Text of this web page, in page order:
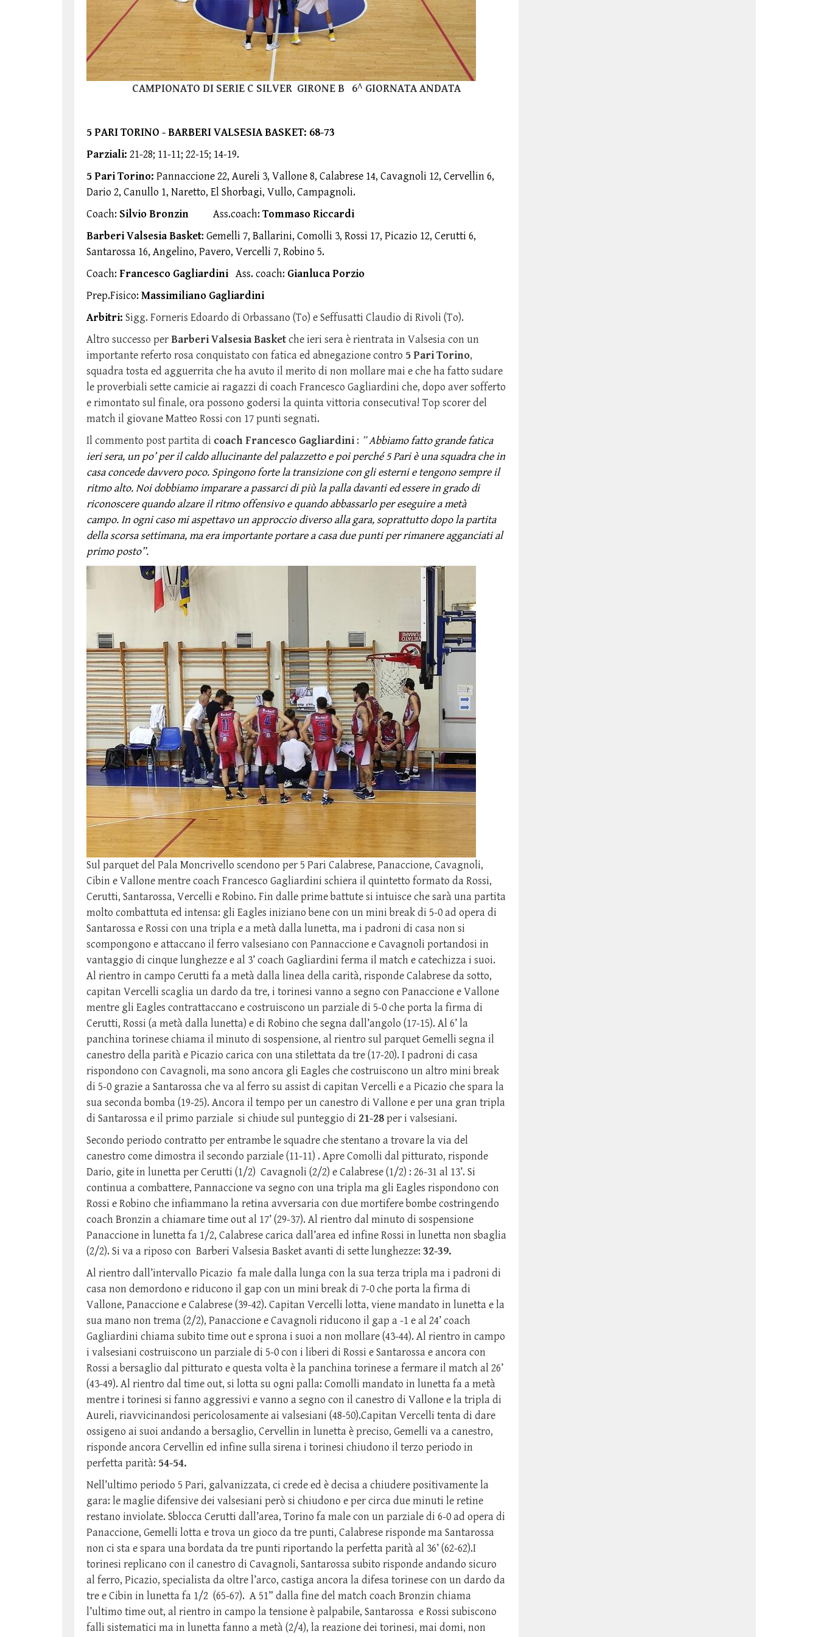
CAMPIONATO DI SERIE C SILVER GIRONE B 6^ GIORNATA ANDATA
5 PARI TORINO - BARBERI VALSESIA BASKET: 68-73
Parziali: 21-28; 11-11; 22-15; 14-19.
5 Pari Torino: Pannaccione 22, Aureli 3, Vallone 8, Calabrese 14, Cavagnoli 12, Cervellin 6,
Dario 2, Canullo 1, Naretto, El Shorbagi, Vullo, Campagnoli.
Coach: Silvio Bronzin Ass.coach: Tommaso Riccardi
Barberi Valsesia Basket: Gemelli 7, Ballarini, Comolli 3, Rossi 17, Picazio 12, Cerutti 6,
Santarossa 16, Angelino, Pavero, Vercelli 7, Robino 5.
Coach: Francesco Gagliardini Ass. coach: Gianluca Porzio
Prep.Fisico: Massimiliano Gagliardini
Arbitri: Sigg. Forneris Edoardo di Orbassano (To) e Seffusatti Claudio di Rivoli (To).
Altro successo perBarberi Valsesia Basketche ieri sera è rientrata in Valsesia con un
importante referto rosa conquistato con fatica ed abnegazione contro 5 Pari Torino,
squadra tosta ed agguerrita che ha avuto il merito di non mollare mai e che ha fatto sudare
le proverbiali sette camicie ai ragazzi di coach Francesco Gagliardini che, dopo aver sofferto
e rimontato sul finale, ora possono godersi la quinta vittoria consecutiva! Top scorer del
match il giovane Matteo Rossi con 17 punti segnati.
Il commento post partita di coach Francesco Gagliardini : ”Abbiamo fatto grande fatica
ieri sera, un po’ per il caldo allucinante del palazzetto e poi perché 5 Pari è una squadra che in
casa concede davvero poco. Spingono forte la transizione con gli esterni e tengono sempre il
ritmo alto. Noi dobbiamo imparare a passarci di più la palla davanti ed essere in grado di
riconoscere quando alzare il ritmo offensivo e quando abbassarlo per eseguire a metà
campo. In ogni caso mi aspettavo un approccio diverso alla gara, soprattutto dopo la partita
della scorsa settimana, ma era importante portare a casa due punti per rimanere agganciati al
primo posto”.
Sul parquet del Pala Moncrivello scendono per 5 Pari Calabrese, Panaccione, Cavagnoli,
Cibin e Vallone mentre coach Francesco Gagliardini schiera il quintetto formato da Rossi,
Cerutti, Santarossa, Vercelli e Robino. Fin dalle prime battute si intuisce che sarà una partita
molto combattuta ed intensa: gli Eagles iniziano bene con un mini break di 5-0 ad opera di
Santarossa e Rossi con una tripla e a metà dalla lunetta, ma i padroni di casa non si
scompongono e attaccano il ferro valsesiano con Pannaccione e Cavagnoli portandosi in
vantaggio di cinque lunghezze e al 3’ coach Gagliardini ferma il match e catechizza i suoi.
Al rientro in campo Cerutti fa a metà dalla linea della carità, risponde Calabrese da sotto,
capitan Vercelli scaglia un dardo da tre, i torinesi vanno a segno con Panaccione e Vallone
mentre gli Eagles contrattaccano e costruiscono un parziale di 5-0 che porta la firma di
Cerutti, Rossi (a metà dalla lunetta) e di Robino che segna dall’angolo (17-15). Al 6’ la
panchina torinese chiama il minuto di sospensione, al rientro sul parquet Gemelli segna il
canestro della parità e Picazio carica con una stilettata da tre (17-20). I padroni di casa
rispondono con Cavagnoli, ma sono ancora gli Eagles che costruiscono un altro mini break
di 5-0 grazie a Santarossa che va al ferro su assist di capitan Vercelli e a Picazio che spara la
sua seconda bomba (19-25). Ancora il tempo per un canestro di Vallone e per una gran tripla
di Santarossa e il primo parziale si chiude sul punteggio di 21-28per i valsesiani.
Secondo periodo contratto per entrambe le squadre che stentano a trovare la via del
canestro come dimostra il secondo parziale (11-11) . Apre Comolli dal pitturato, risponde
Dario, gite in lunetta per Cerutti (1/2) Cavagnoli (2/2) e Calabrese (1/2) : 26-31 al 13’. Si
continua a combattere, Pannaccione va segno con una tripla ma gli Eagles rispondono con
Rossi e Robino che infiammano la retina avversaria con due mortifere bombe costringendo
coach Bronzin a chiamare time out al 17’ (29-37). Al rientro dal minuto di sospensione
Panaccione in lunetta fa 1/2, Calabrese carica dall’area ed infine Rossi in lunetta non sbaglia
(2/2). Si va a riposo con Barberi Valsesia Basket avanti di sette lunghezze: 32-39.
Al rientro dall’intervallo Picazio fa male dalla lunga con la sua terza tripla ma i padroni di
casa non demordono e riducono il gap con un mini break di 7-0 che porta la firma di
Vallone, Panaccione e Calabrese (39-42). Capitan Vercelli lotta, viene mandato in lunetta e la
sua mano non trema (2/2), Panaccione e Cavagnoli riducono il gap a -1 e al 24’ coach
Gagliardini chiama subito time out e sprona i suoi a non mollare (43-44). Al rientro in campo
i valsesiani costruiscono un parziale di 5-0 con i liberi di Rossi e Santarossa e ancora con
Rossi a bersaglio dal pitturato e questa volta è la panchina torinese a fermare il match al 26’
(43-49). Al rientro dal time out, si lotta su ogni palla: Comolli mandato in lunetta fa a metà
mentre i torinesi si fanno aggressivi e vanno a segno con il canestro di Vallone e la tripla di
Aureli, riavvicinandosi pericolosamente ai valsesiani (48-50).Capitan Vercelli tenta di dare
ossigeno ai suoi andando a bersaglio, Cervellin in lunetta è preciso, Gemelli va a canestro,
risponde ancora Cervellin ed infine sulla sirena i torinesi chiudono il terzo periodo in
perfetta parità: 54-54.
Nell’ultimo periodo 5 Pari, galvanizzata, ci crede ed è decisa a chiudere positivamente la
gara: le maglie difensive dei valsesiani però si chiudono e per circa due minuti le retine
restano inviolate. Sblocca Cerutti dall’area, Torino fa male con un parziale di 6-0 ad opera di
Panaccione, Gemelli lotta e trova un gioco da tre punti, Calabrese risponde ma Santarossa
non ci sta e spara una bordata da tre punti riportando la perfetta parità al 36’ (62-62).I
torinesi replicano con il canestro di Cavagnoli, Santarossa subito risponde andando sicuro
al ferro, Picazio, specialista da oltre l’arco, castiga ancora la difesa torinese con un dardo da
tre e Cibin in lunetta fa 1/2 (65-67). A 51” dalla fine del match coach Bronzin chiama
l’ultimo time out, al rientro in campo la tensione è palpabile, Santarossa e Rossi subiscono
falli sistematici ma in lunetta fanno a metà (2/4), la reazione dei torinesi, mai domi, non